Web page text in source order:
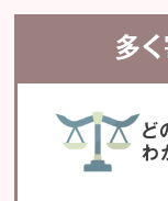
多
ど
わ